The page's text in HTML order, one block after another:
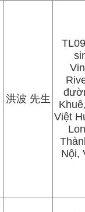
洪波 先生
Việt
Nội,